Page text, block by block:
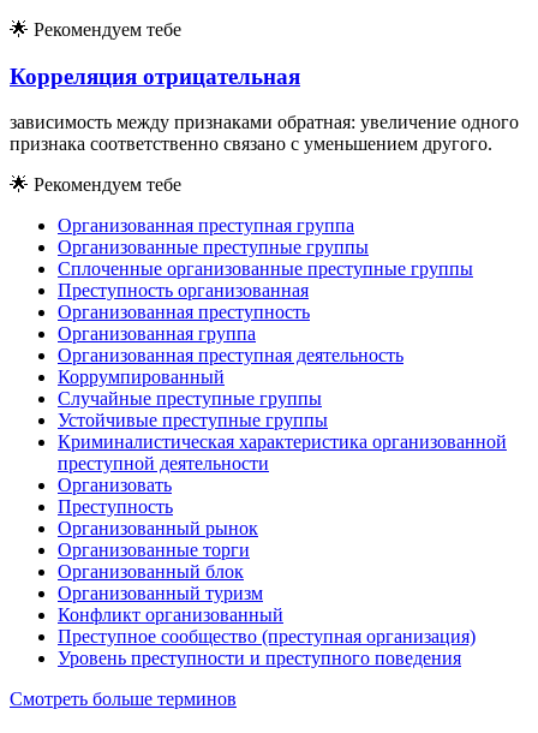
🌟 Рекомендуем тебе
Корреляция отрицательная
зависимость между признаками обратная: увеличение одного
признака соответственно связано с уменьшением другого.
🌟 Рекомендуем тебе
Организованная преступная группа
Организованные преступные группы
Сплоченные организованные преступные группы
Преступность организованная
Организованная преступность
Организованная группа
Организованная преступная деятельность
Коррумпированный
Случайные преступные группы
Устойчивые преступные группы
Криминалистическая характеристика организованной
преступной деятельности
Организовать
Преступность
Организованный рынок
Организованные торги
Организованный блок
Организованный туризм
Конфликт организованный
Преступное сообщество (преступная организация)
Уровень преступности и преступного поведения
Смотреть больше терминов